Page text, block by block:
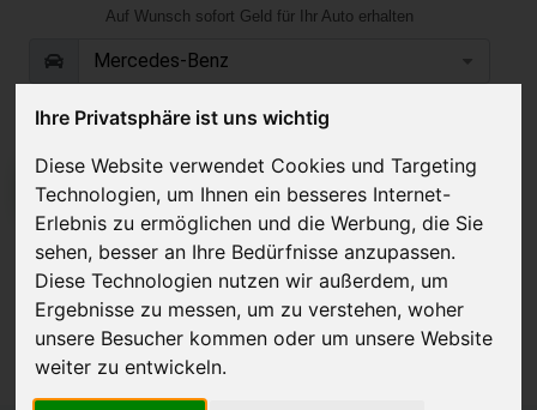
Ihre Privatsphäre ist uns wichtig
Diese Website verwendet Cookies und Targeting
Technologien, um Ihnen ein besseres Internet-
Erlebnis zu ermöglichen und die Werbung, die Sie
sehen, besser an Ihre Bedürfnisse anzupassen.
Diese Technologien nutzen wir außerdem, um
Ergebnisse zu messen, um zu verstehen, woher
unsere Besucher kommen oder um unsere Website
weiter zu entwickeln.
Auf Wunsch sofort Geld für Ihr Auto erhalten
JETZT KOSTENLOSE BEWERTUNG
Kostenloses Angebotfür den Ankauf Ihres Autos inklusive der
Abholung, auf Wunsch sofort Geld. Ihre Daten werden nicht mit Dritten
geteilt.
Wir garantieren 100% Sicherheit.